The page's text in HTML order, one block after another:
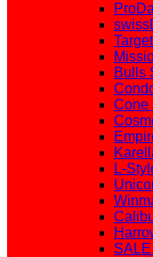
Bulls
Cone
L-